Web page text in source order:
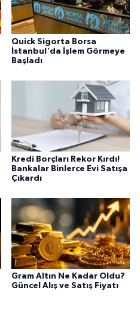
Quick Sigorta Borsa
İstanbul'da İşlem Görmeye
Başladı
Kredi Borçları Rekor Kırdı!
Bankalar Binlerce Evi Satışa
Çıkardı
Gram Altın Ne Kadar Oldu?
Güncel Alış ve Satış Fiyatı